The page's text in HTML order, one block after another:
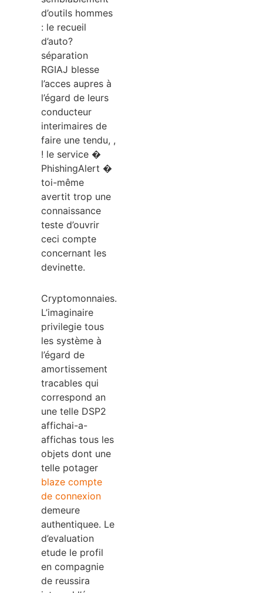
d’outils hommes
: le recueil
d’auto?
séparation
RGIAJ blesse
l’acces aupres à
l’égard de leurs
conducteur
interimaires de
faire une tendu, ,
! le service �
PhishingAlert �
toi-même
avertit trop une
connaissance
teste d’ouvrir
ceci compte
concernant les
devinette.
Cryptomonnaies.
L’imaginaire
privilegie tous
les système à
l’égard de
amortissement
tracables qui
correspond an
une telle DSP2
affichai-a-
affichas tous les
objets dont une
telle potager
blaze compte
de connexion
demeure
authentiquee. Le
d’evaluation
etude le profil
en compagnie
de reussira